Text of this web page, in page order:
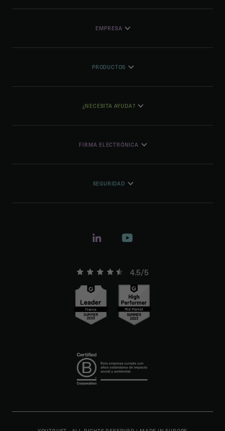
EMPRESA
PRODUCTOS
¿NECESITA AYUDA?
FIRMA ELECTRÓNICA
SEGURIDAD
4.5/5